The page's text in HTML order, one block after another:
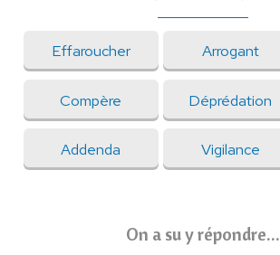
Effaroucher Arrogant
Compère Déprédation
Addenda Vigilance
On a su y répondre...